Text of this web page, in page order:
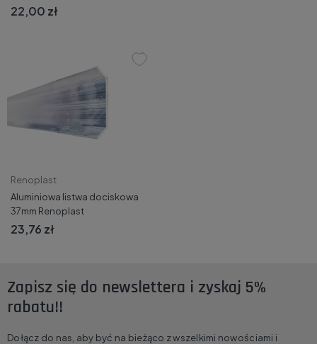
22,00 zł
Renoplast
Aluminiowa listwa dociskowa
37mm Renoplast
23,76 zł
Zapisz się do newslettera i zyskaj 5%
rabatu!!
Dołącz do nas, aby być na bieżąco z wszelkimi nowościami i